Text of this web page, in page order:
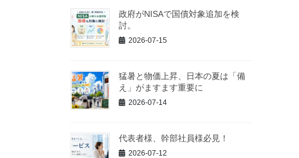
政府がNISAで国債対象追加を検
討。
2026-07-15
猛暑と物価上昇、日本の夏は「備
え」がますます重要に
2026-07-14
代表者様、幹部社員様必見！
2026-07-12